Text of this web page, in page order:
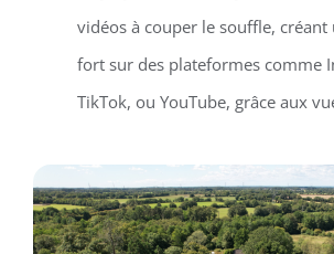
vidéos à couper le souffle,
fort sur des plateformes comme
TikTok, ou YouTube, grâce aux